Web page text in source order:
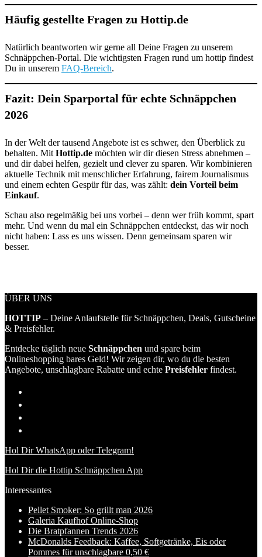
Häufig gestellte Fragen zu Hottip.de
Natürlich beantworten wir gerne all Deine Fragen zu unserem
Schnäppchen-Portal. Die wichtigsten Fragen rund um hottip findest
Du in unserem FAQ-Bereich.
Fazit: Dein Sparportal für echte Schnäppchen
2026
In der Welt der tausend Angebote ist es schwer, den Überblick zu
behalten. Mit Hottip.de möchten wir dir diesen Stress abnehmen –
und dir dabei helfen, gezielt und clever zu sparen. Wir kombinieren
aktuelle Technik mit menschlicher Erfahrung, fairem Journalismus
und einem echten Gespür für das, was zählt: dein Vorteil beim
Einkauf.
Schau also regelmäßig bei uns vorbei – denn wer früh kommt, spart
mehr. Und wenn du mal ein Schnäppchen entdeckst, das wir noch
nicht haben: Lass es uns wissen. Denn gemeinsam sparen wir
besser.
ÜBER UNS
HOTTIP – Deine Anlaufstelle für Schnäppchen, Deals, Gutscheine
& Preisfehler.
Entdecke täglich neue Schnäppchen und spare beim
Onlineshopping bares Geld! Wir zeigen dir, wo du die besten
Angebote, unschlagbare Rabatte und echte Preisfehler findest.
Hol Dir WhatsApp oder Telegram!
Hol Dir die Hottip Schnäppchen App
Interessantes
Pellet Smoker: So grillt man 2026
Galeria Kaufhof Online-Shop
Die Bratpfannen Trends 2026
McDonalds Feedback: Kaffee, Softgetränke, Eis oder
Pommes für unschlagbare 0,50 €